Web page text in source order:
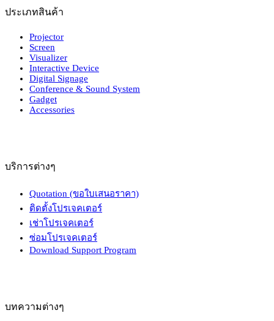
ประเภทสินค้า
Projector
Screen
Visualizer
Interactive Device
Digital Signage
Conference & Sound System
Gadget
Accessories
บริการต่างๆ
Quotation (ขอใบเสนอราคา)
ติดตั้งโปรเจคเตอร์
เช่าโปรเจคเตอร์
ซ่อมโปรเจคเตอร์
Download Support Program
บทความต่างๆ